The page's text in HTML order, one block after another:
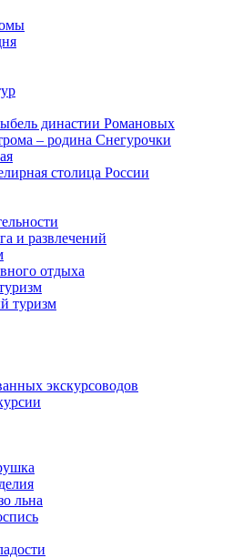
династии Романовых
– родина Снегурочки
столица России
и развлечений
отдыха
туризм
экскурсоводов
льна